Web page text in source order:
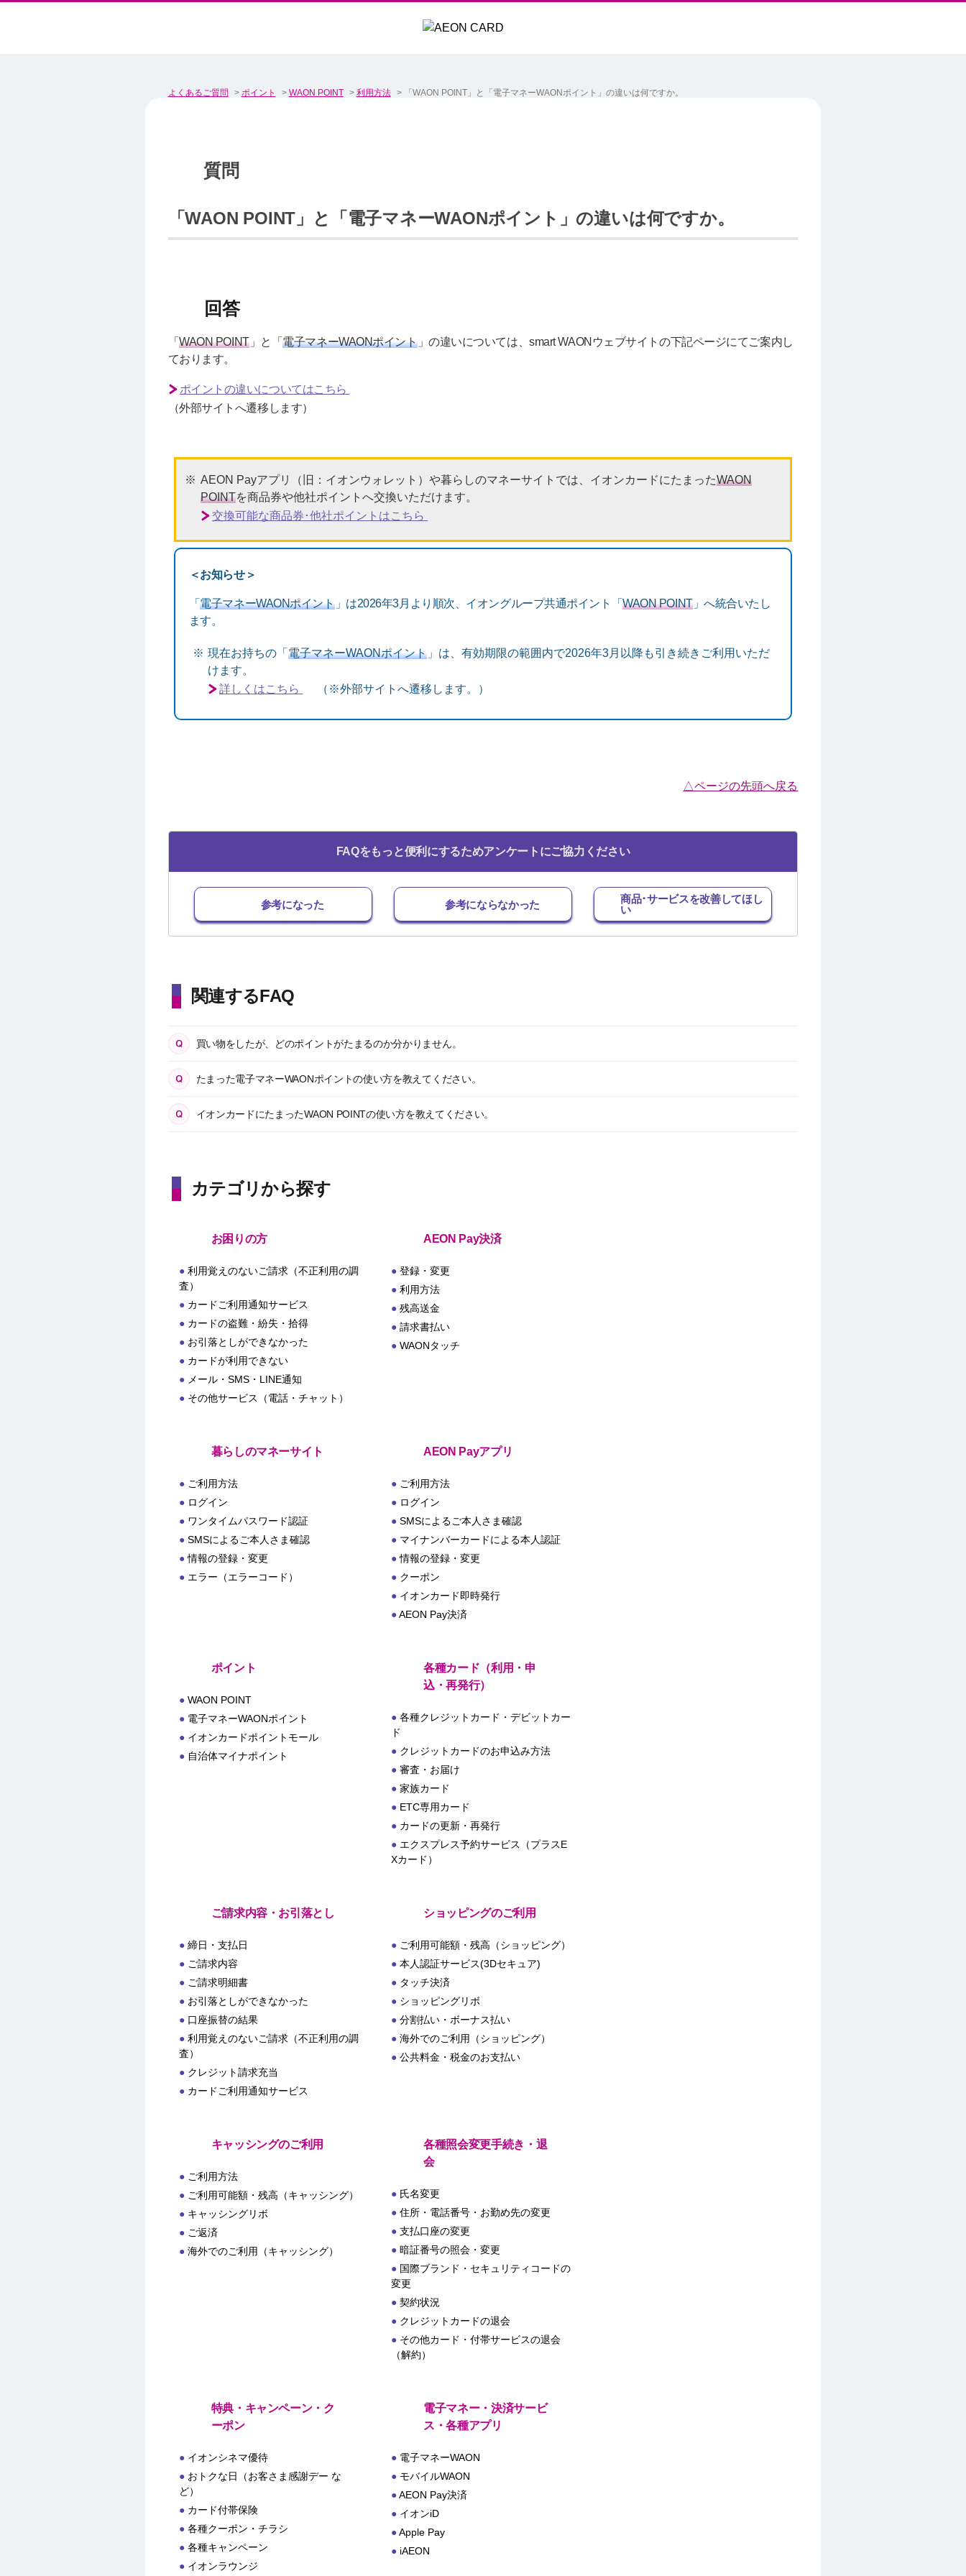
よくあるご質問 > ポイント > WAON POINT > 利用方法 > 「WAON POINT」と「電子マネーWAONポイント」の違いは何ですか。
「WAON POINT」と「電子マネーWAONポイント」の違いは何ですか。
「WAON POINT」と「電子マネーWAONポイント」の違いについては、smart WAONウェブサイトの下記ページにてご案内し
ております。
ポイントの違いについてはこちら
（外部サイトへ遷移します）
AEON Payアプリ（旧：イオンウォレット）や暮らしのマネーサイトでは、イオンカードにたまったWAON
POINTを商品券や他社ポイントへ交換いただけます。
交換可能な商品券･他社ポイントはこちら
＜お知らせ＞
「電子マネーWAONポイント」は2026年3月より順次、イオングループ共通ポイント「WAON POINT」へ統合いたし
ます。
現在お持ちの「電子マネーWAONポイント 」は、有効期限の範囲内で2026年3月以降も引き続きご利用いただ
けます。
詳しくはこちら
（※外部サイトへ遷移します。）
△ページの先頭へ戻る
FAQをもっと便利にするためアンケートにご協力ください
参考になった 参考にならなかった
商品･サービスを改善してほし
い
関連するFAQ
買い物をしたが、どのポイントがたまるのか分かりません。
たまった電子マネーWAONポイントの使い方を教えてください。
イオンカードにたまったWAON POINTの使い方を教えてください。
カテゴリから探す
お困りの方
利用覚えのないご請求（不正利用の調
査）
カードご利用通知サービス
カードの盗難・紛失・拾得
お引落としができなかった
カードが利用できない
メール・SMS・LINE通知
その他サービス（電話・チャット）
AEON Pay決済
登録・変更
利用方法
残高送金
請求書払い
WAONタッチ
暮らしのマネーサイト
ご利用方法
ログイン
ワンタイムパスワード認証
SMSによるご本人さま確認
情報の登録・変更
エラー（エラーコード）
AEON Payアプリ
ご利用方法
ログイン
SMSによるご本人さま確認
マイナンバーカードによる本人認証
情報の登録・変更
クーポン
イオンカード即時発行
AEON Pay決済
ポイント
WAON POINT
電子マネーWAONポイント
イオンカードポイントモール
自治体マイナポイント
各種カード（利用・申
込・再発行）
各種クレジットカード・デビットカー
ド
クレジットカードのお申込み方法
審査・お届け
家族カード
ETC専用カード
カードの更新・再発行
エクスプレス予約サービス（プラスE
Xカード）
ご請求内容・お引落とし
締日・支払日
ご請求内容
ご請求明細書
お引落としができなかった
口座振替の結果
利用覚えのないご請求（不正利用の調
査）
クレジット請求充当
カードご利用通知サービス
ショッピングのご利用
ご利用可能額・残高（ショッピング）
本人認証サービス(3Dセキュア)
タッチ決済
ショッピングリボ
分割払い・ボーナス払い
海外でのご利用（ショッピング）
公共料金・税金のお支払い
キャッシングのご利用
ご利用方法
ご利用可能額・残高（キャッシング）
キャッシングリボ
ご返済
海外でのご利用（キャッシング）
各種照会変更手続き・退
会
氏名変更
住所・電話番号・お勤め先の変更
支払口座の変更
暗証番号の照会・変更
国際ブランド・セキュリティコードの
変更
契約状況
クレジットカードの退会
その他カード・付帯サービスの退会
（解約）
特典・キャンペーン・ク
ーポン
イオンシネマ優待
おトクな日（お客さま感謝デー な
ど）
カード付帯保険
各種クーポン・チラシ
各種キャンペーン
イオンラウンジ
電子マネー・決済サービ
ス・各種アプリ
電子マネーWAON
モバイルWAON
AEON Pay決済
イオンiD
Apple Pay
iAEON